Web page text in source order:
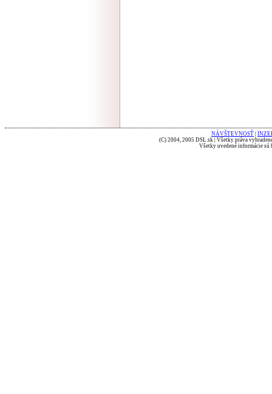
NÁVŠTEVNOSŤ
(C) 2004, 2005 DSL.sk | Všetky práva
Všetky uvedené informácie sú